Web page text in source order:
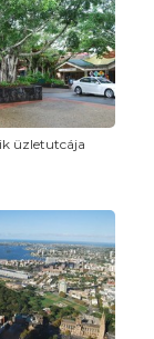
üzletutcája